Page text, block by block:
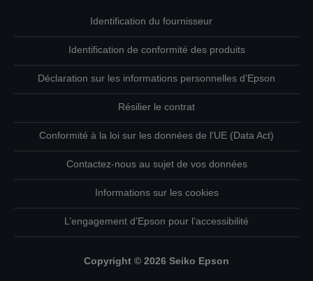
Identification du fournisseur
Identification de conformité des produits
Déclaration sur les informations personnelles d’Epson
Résilier le contrat
Conformité à la loi sur les données de l'UE (Data Act)
Contactez-nous au sujet de vos données
Informations sur les cookies
L’engagement d’Epson pour l’accessibilité
Copyright © 2026 Seiko Epson